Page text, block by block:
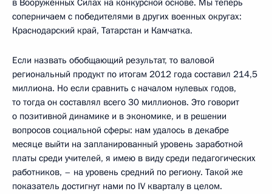
в Вооружённых Силах на конкурсной основе. Мы теперь
соперничаем с победителями в других военных округах:
Краснодарский край, Татарстан и Камчатка.
Если назвать обобщающий результат, то валовой
региональный продукт по итогам 2012 года составил 214,5
миллиона. Но если сравнить с началом нулевых годов,
то тогда он составлял всего 30 миллионов. Это говорит
о позитивной динамике и в экономике, и в решении
вопросов социальной сферы: нам удалось в декабре
месяце выйти на запланированный уровень заработной
платы среди учителей, я имею в виду среди педагогических
работников, – на уровень средний по региону. Такой же
показатель достигнут нами по IV кварталу в целом.